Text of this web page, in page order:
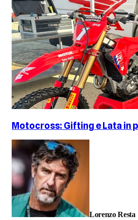
Motocross: Gifting e Lata in
Lorenzo Resta